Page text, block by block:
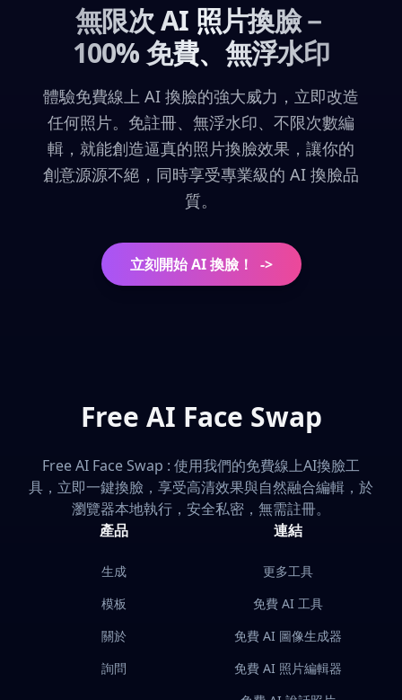
無限次 AI 照片換臉－
100% 免費、無浮水印
體驗免費線上 AI 換臉的強大威力，立即改造
任何照片。免註冊、無浮水印、不限次數編
輯，就能創造逼真的照片換臉效果，讓你的
創意源源不絕，同時享受專業級的 AI 換臉品
質。
立刻開始 AI 換臉！ ->
Free AI Face Swap
Free AI Face Swap : 使用我們的免費線上AI換臉工
具，立即一鍵換臉，享受高清效果與自然融合編輯，於
瀏覽器本地執行，安全私密，無需註冊。
產品
生成
模板
關於
詢問
連結
更多工具
免費 AI 工具
免費 AI 圖像生成器
免費 AI 照片編輯器